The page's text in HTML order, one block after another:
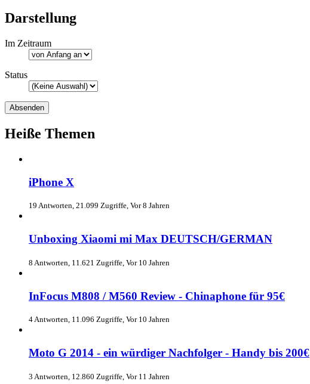
Darstellung
Im Zeitraum
Status
Heiße Themen
iPhone X
19 Antworten, 21.099 Zugriffe, Vor 8 Jahren
Unboxing Xiaomi mi Max DEUTSCH/GERMAN
8 Antworten, 11.621 Zugriffe, Vor 10 Jahren
InFocus M808 / M560 Review - Chinaphone für 95€
4 Antworten, 11.096 Zugriffe, Vor 10 Jahren
Moto G 2014 - ein würdiger Nachfolger - Handy bis 200€
3 Antworten, 12.860 Zugriffe, Vor 11 Jahren